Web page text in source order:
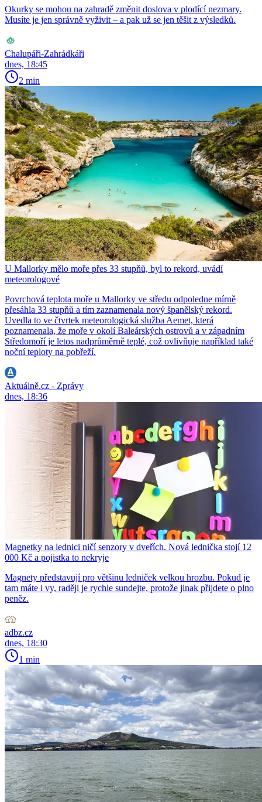
Okurky se mohou na zahradě změnit doslova v plodící nezmary.
Musíte je jen správně vyživit – a pak už se jen těšit z výsledků.
Chalupáři-Zahrádkáři
dnes, 18:45
2 min
U Mallorky mělo moře přes 33 stupňů, byl to rekord, uvádí
meteorologové
Povrchová teplota moře u Mallorky ve středu odpoledne mírně
přesáhla 33 stupňů a tím zaznamenala nový španělský rekord.
Uvedla to ve čtvrtek meteorologická služba Aemet, která
poznamenala, že moře v okolí Baleárských ostrovů a v západním
Středomoří je letos nadprůměrně teplé, což ovlivňuje například také
noční teploty na pobřeží.
Aktuálně.cz - Zprávy
dnes, 18:36
Magnetky na lednici ničí senzory v dveřích. Nová lednička stojí 12
000 Kč a pojistka to nekryje
Magnety představují pro většinu ledniček velkou hrozbu. Pokud je
tam máte i vy, raději je rychle sundejte, protože jinak přijdete o plno
peněz.
adbz.cz
dnes, 18:30
1 min